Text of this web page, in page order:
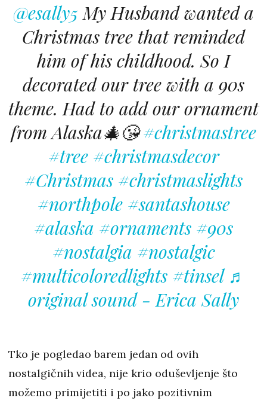
@esally5 My Husband wanted a
Christmas tree that reminded
him of his childhood. So I
decorated our tree with a 90s
theme. Had to add our ornament
from Alaska🎄😘#christmastree
#tree #christmasdecor
#Christmas #christmaslights
#northpole #santashouse
#alaska #ornaments #90s
#nostalgia #nostalgic
#multicoloredlights #tinsel ♬
original sound - Erica Sally
Tko je pogledao barem jedan od ovih
nostalgičnih videa, nije krio oduševljenje što
možemo primijetiti i po jako pozitivnim